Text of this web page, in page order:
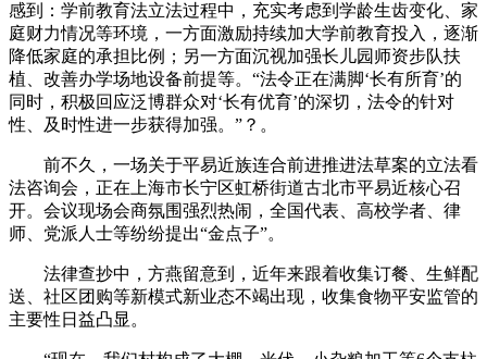
感到：学前教育法立法过程中，充实考虑到学龄生齿变化、家
庭财力情况等环境，一方面激励持续加大学前教育投入，逐渐
降低家庭的承担比例；另一方面沉视加强长儿园师资步队扶
植、改善办学场地设备前提等。“法令正在满脚‘长有所育’的
同时，积极回应泛博群众对‘长有优育’的深切，法令的针对
性、及时性进一步获得加强。”？。
前不久，一场关于平易近族连合前进推进法草案的立法看
法咨询会，正在上海市长宁区虹桥街道古北市平易近核心召
开。会议现场会商氛围强烈热闹，全国代表、高校学者、律
师、党派人士等纷纷提出“金点子”。
法律查抄中，方燕留意到，近年来跟着收集订餐、生鲜配
送、社区团购等新模式新业态不竭出现，收集食物平安监管的
主要性日益凸显。